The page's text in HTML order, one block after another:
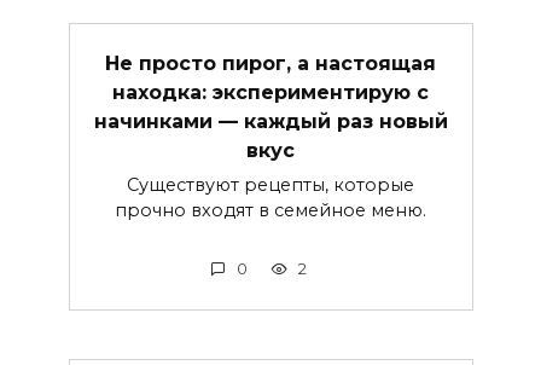
Не просто пирог, а настоящая
находка: экспериментирую с
начинками — каждый раз новый
вкус
Существуют рецепты, которые
прочно входят в семейное меню.
0 2